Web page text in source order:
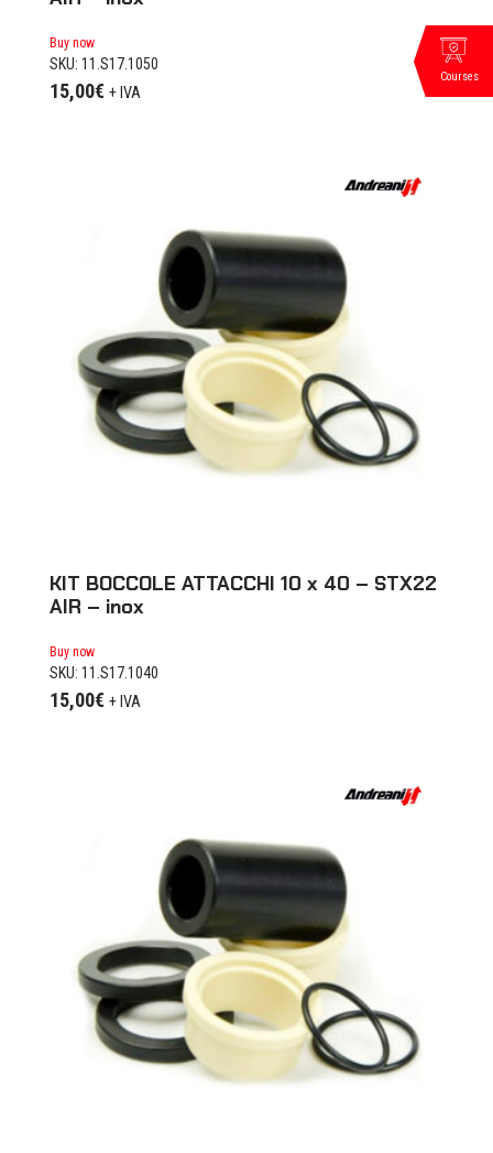
Buy now
SKU: 11.S17.1050
15,00€ + IVA
KIT BOCCOLE ATTACCHI 10 x 40 – STX22
AIR – inox
Buy now
SKU: 11.S17.1040
15,00€ + IVA
Courses